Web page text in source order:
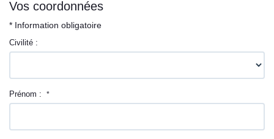
Vos coordonnées
* Information obligatoire
Civilité :
Prénom : *